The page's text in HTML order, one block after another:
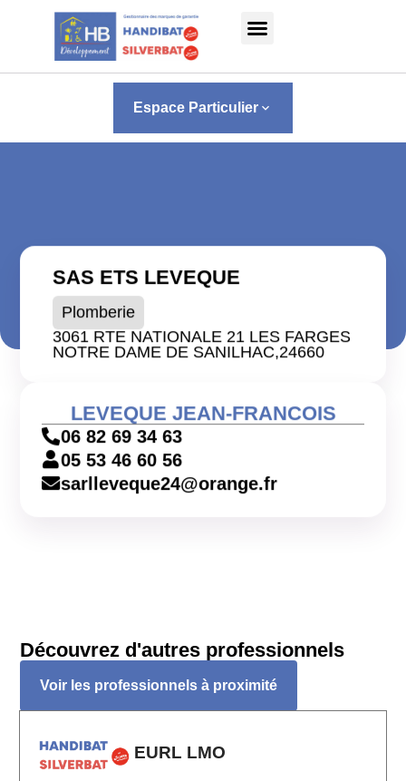
Panneau de gestion des cookies
Espace Particulier keyboard_arrow_down
SAS ETS LEVEQUE
Plomberie
3061 RTE NATIONALE 21 LES FARGES
NOTRE DAME DE SANILHAC,24660
LEVEQUE JEAN-FRANCOIS
06 82 69 34 63
05 53 46 60 56
sarlleveque24@orange.fr
Découvrez d'autres professionnels
Voir les professionnels à proximité
EURL LMO